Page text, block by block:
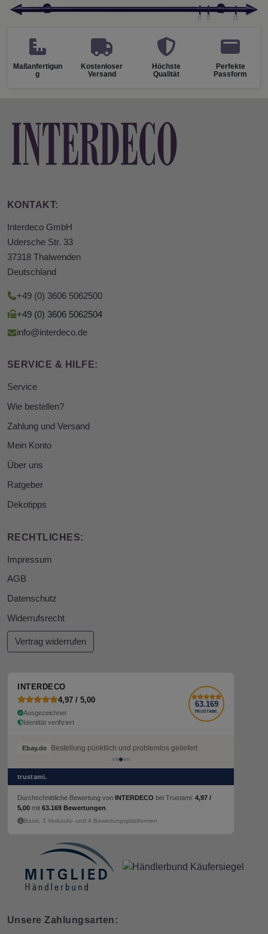
Maßanfertigun
g
Kostenloser
Versand
Höchste
Qualität
Perfekte
Passform
KONTAKT:
Interdeco GmbH
Udersche Str. 33
37318 Thalwenden
Deutschland
+49 (0) 3606 5062500
+49 (0) 3606 5062504
info@interdeco.de
SERVICE & HILFE:
Service
Wie bestellen?
Zahlung und Versand
Mein Konto
Über uns
Ratgeber
Dekotipps
RECHTLICHES:
Impressum
AGB
Datenschutz
Widerrufsrecht
Vertrag widerrufen
INTERDECO
4,97 / 5,00
Ausgezeichnet
Identität verifiziert
63.169
TRUSTAMI.
Ebay.de Bestellung pünktlich und problemlos geliefert
trustami.
Durchschnittliche Bewertung von INTERDECO bei Trustami: 4,97 /
5,00 mit 63.169 Bewertungen
Basis: 3 Verkaufs- und 4 Bewertungsplattformen
Unsere Zahlungsarten: